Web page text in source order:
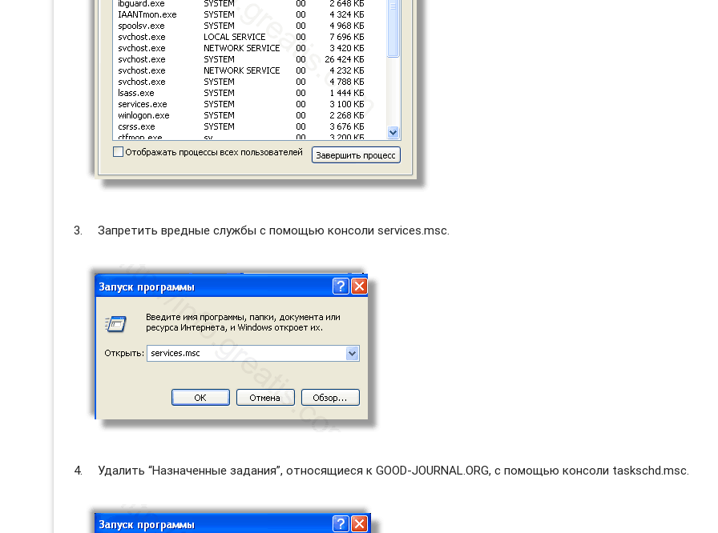
Запретить вредные службы с помощью консоли services.msc.
Удалить “Назначенные задания”, относящиеся к GOOD-JOURNAL.ORG, с помощью консоли taskschd.msc.